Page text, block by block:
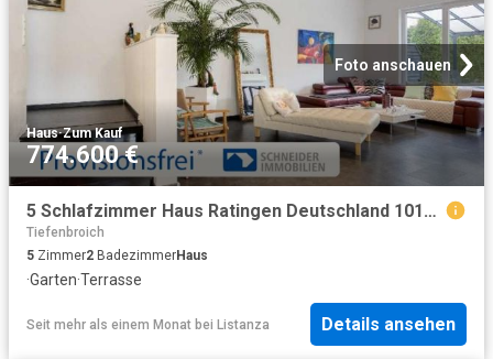
Foto anschauen
Haus·Zum Kauf
774.600 €
5 Schlafzimmer Haus Ratingen Deutschland 101156512
Tiefenbroich
5 Zimmer2 BadezimmerHaus
·Garten·Terrasse
Seit mehr als einem Monat bei Listanza Details ansehen